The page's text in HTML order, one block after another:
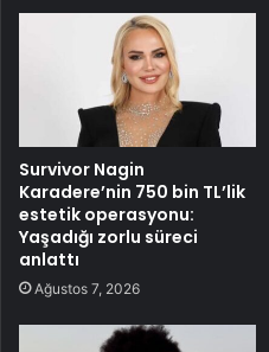
Survivor Nagin
Karadere’nin 750 bin TL’lik
estetik operasyonu:
Yaşadığı zorlu süreci
anlattı
Ağustos 7, 2026